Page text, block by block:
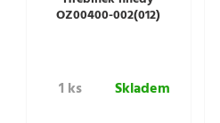
OZ00400-002(012)
1 ks Skladem